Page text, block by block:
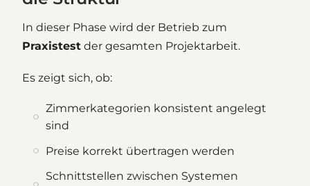
In dieser Phase wird der Betrieb zum
Praxistest der gesamten Projektarbeit.
Es zeigt sich, ob:
Zimmerkategorien konsistent angelegt
sind
Preise korrekt übertragen werden
Schnittstellen zwischen Systemen